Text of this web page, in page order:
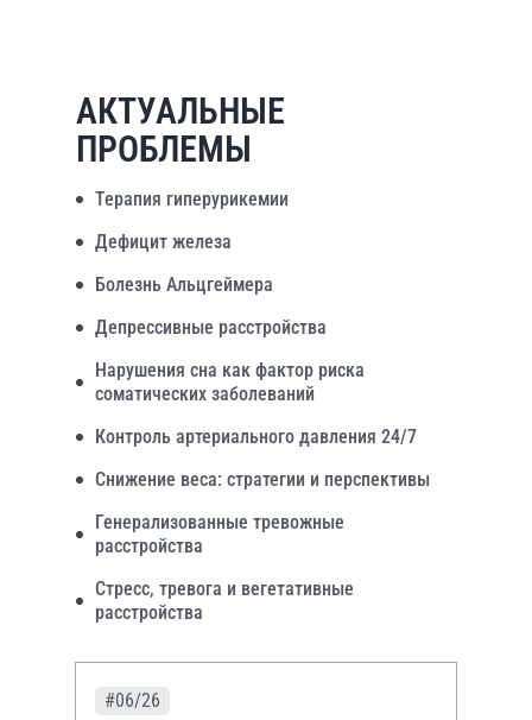
АКТУАЛЬНЫЕ
ПРОБЛЕМЫ
Терапия гиперурикемии
Дефицит железа
Болезнь Альцгеймера
Депрессивные расстройства
Нарушения сна как фактор риска
соматических заболеваний
Контроль артериального давления 24/7
Снижение веса: стратегии и перспективы
Генерализованные тревожные
расстройства
Стресс, тревога и вегетативные
расстройства
#06/26